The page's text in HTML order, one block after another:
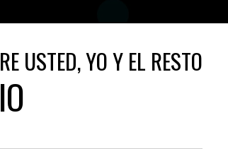
USTED, YO Y EL RESTO